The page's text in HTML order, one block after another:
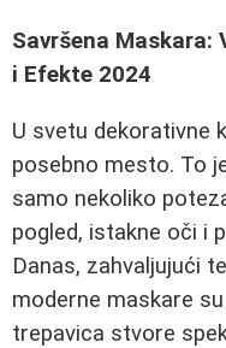
Savršena Maskara:
i Efekte 2024
U svetu dekorativne
posebno mesto. To
samo nekoliko
pogled, istakne oči i
Danas, zahvaljujući
moderne maskare
trepavica stvore